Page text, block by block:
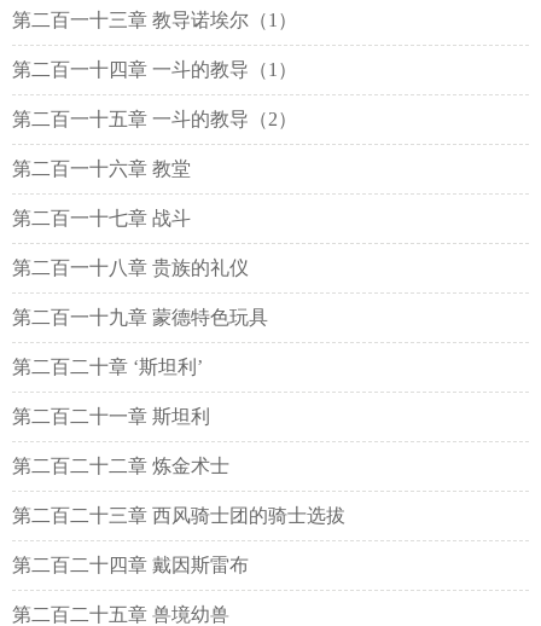
第二百一十三章 教导诺埃尔（1）
第二百一十四章 一斗的教导（1）
第二百一十五章 一斗的教导（2）
第二百一十六章 教堂
第二百一十七章 战斗
第二百一十八章 贵族的礼仪
第二百一十九章 蒙德特色玩具
第二百二十章 ‘斯坦利’
第二百二十一章 斯坦利
第二百二十二章 炼金术士
第二百二十三章 西风骑士团的骑士选拔
第二百二十四章 戴因斯雷布
第二百二十五章 兽境幼兽